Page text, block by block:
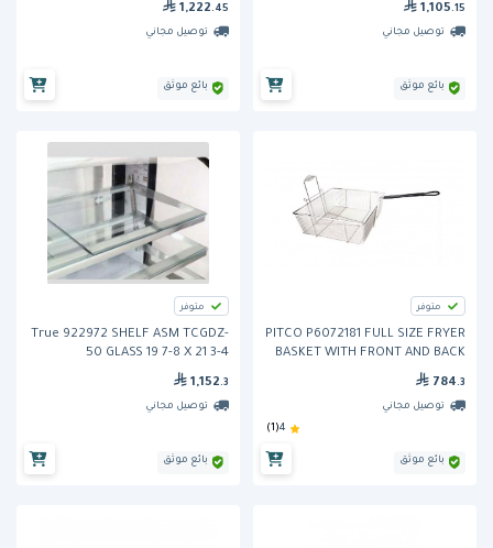
1,105 .15
توصيل مجاني
بائع موثق
1,222 .45
توصيل مجاني
بائع موثق
متوفر
PITCO P6072181 FULL SIZE FRYER
BASKET WITH FRONT AND BACK
HOOKS
784 .3
توصيل مجاني
بائع موثق
4
(1)
متوفر
True 922972 SHELF ASM TCGDZ-
50 GLASS 19 7-8 X 21 3-4
1,152 .3
توصيل مجاني
بائع موثق